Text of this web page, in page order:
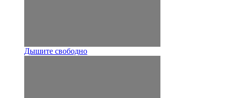
Дышите свободно